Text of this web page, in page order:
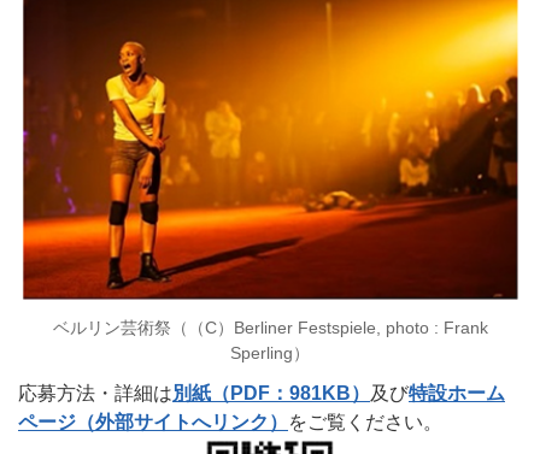
ベルリン芸術祭（（C）Berliner Festspiele, photo : Frank
Sperling）
応募方法・詳細は別紙（PDF：981KB） 及び特設ホーム
ページ（外部サイトへリンク）
をご覧ください。